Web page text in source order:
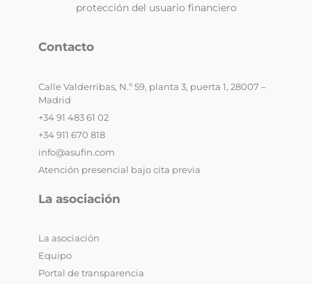
protección del usuario financiero
Contacto
Calle Valderribas, N.º 59, planta 3, puerta 1, 28007 –
Madrid
+34 91 483 61 02
+34 911 670 818
info@asufin.com
Atención presencial bajo cita previa
La asociación
La asociación
Equipo
Portal de transparencia